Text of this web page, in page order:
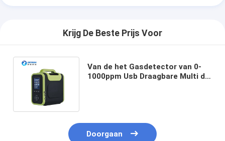
Krijg De Beste Prijs Voor
Van de het Gasdetector van 0-
1000ppm Usb Draagbare Multi de
Doorgaan